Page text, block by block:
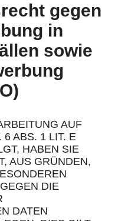
gegen
in
sowie
AUF
6 ABS. 1 LIT. E
HABEN SIE
AUS GRÜNDEN,
DIE
DATEN